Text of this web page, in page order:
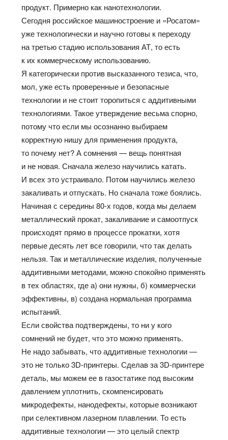
продукт. Примерно как нанотехнологии.
Сегодня российское машиностроение и «Росатом»
уже технологически и научно готовы к переходу
на третью стадию использования АТ, то есть
к их коммерческому использованию.
Я категорически против высказанного тезиса, что,
мол, уже есть проверенные и безопасные
технологии и не стоит торопиться с аддитивными
технологиями. Такое утверждение весьма спорно,
потому что если мы осознанно выбираем
корректную нишу для применения продукта,
то почему нет? А сомнения — вещь понятная
и не новая. Сначала железо научились катать.
И всех это устраивало. Потом научились железо
закаливать и отпускать. Но сначала тоже боялись.
Начиная с середины 80-х годов, когда мы делаем
металлический прокат, закаливание и самоотпуск
происходят прямо в процессе прокатки, хотя
первые десять лет все говорили, что так делать
нельзя. Так и металлические изделия, полученные
аддитивными методами, можно спокойно применять
в тех областях, где а) они нужны, б) коммерчески
эффективны, в) создана нормальная программа
испытаний.
Если свойства подтверждены, то ни у кого
сомнений не будет, что это можно применять.
Не надо забывать, что аддитивные технологии —
это не только 3D-принтеры. Сделав за 3D-принтере
деталь, мы можем ее в газостатике под высоким
давлением уплотнить, скомпенсировать
микродефекты, нанодефекты, которые возникают
при селективном лазерном плавлении. То есть
аддитивные технологии — это целый спектр